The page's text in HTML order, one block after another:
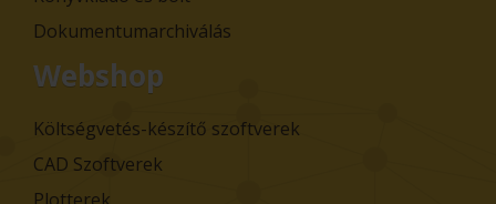
Dokumentumarchiválás
Webshop
Költségvetés-készítő szoftverek
CAD Szoftverek